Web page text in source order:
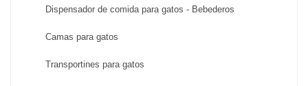
Dispensador de comida para gatos - Bebederos
Camas para gatos
Transportines para gatos